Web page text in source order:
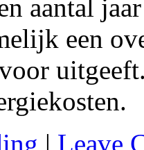
aantal
een
| Leave